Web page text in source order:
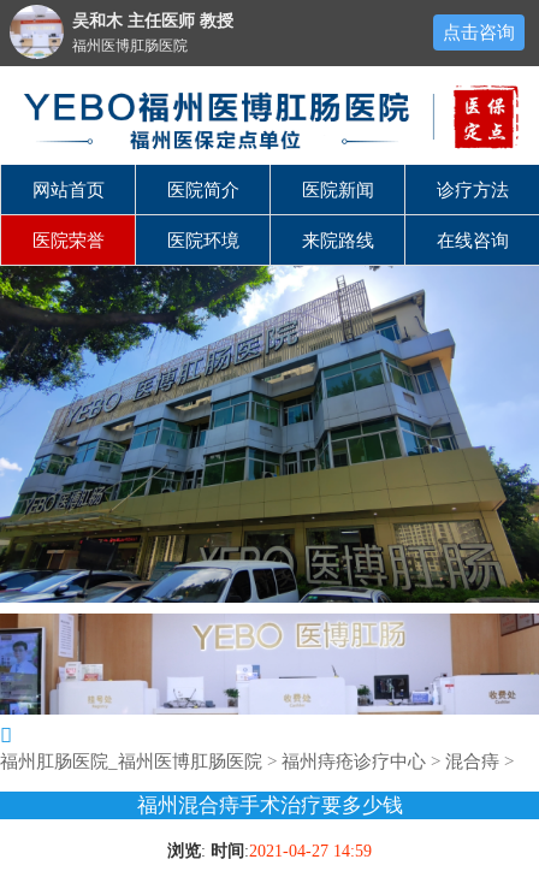
网站首页 医院简介 医院新闻 诊疗方法
医院荣誉 医院环境 来院路线 在线咨询
福州肛肠医院_福州医博肛肠医院 > 福州痔疮诊疗中心 > 混合痔 >
福州混合痔手术治疗要多少钱
浏览: 时间 :2021-04-27 14:59
吴和木 主任医师 教授
福州医博肛肠医院
点击咨询